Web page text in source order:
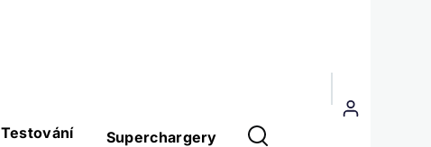
Testování Superchargery
Menu
uživatelského